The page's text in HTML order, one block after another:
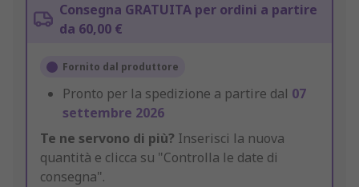
Consegna GRATUITA per ordini a partire
da 60,00 €
Fornito dal produttore
Pronto per la spedizione a partire dal 07
settembre 2026
Te ne servono di più? Inserisci la nuova
quantità e clicca su "Controlla le date di
consegna".